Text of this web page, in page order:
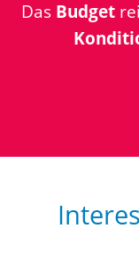
Das Budget